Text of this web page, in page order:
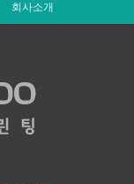
회사소개